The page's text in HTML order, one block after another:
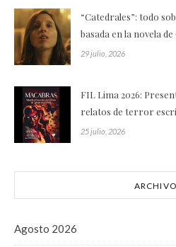
“Catedrales”: todo
basada en la novela
29 julio, 2026
FIL Lima 2026:
relatos de terror
25 julio, 2026
Agosto 2026